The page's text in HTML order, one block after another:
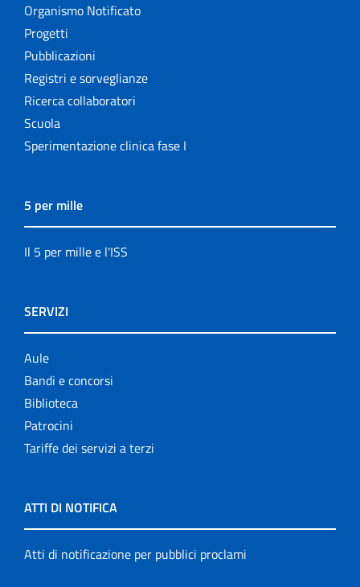
Organismo Notificato
Progetti
Pubblicazioni
Registri e sorveglianze
Ricerca collaboratori
Scuola
Sperimentazione clinica fase I
5 per mille
Il 5 per mille e l'ISS
SERVIZI
Aule
Bandi e concorsi
Biblioteca
Patrocini
Tariffe dei servizi a terzi
ATTI DI NOTIFICA
Atti di notificazione per pubblici proclami